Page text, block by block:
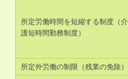
所定労働時間を短縮する制度（介
護短時間勤務制度）
所定外労働の制限（残業の免除）